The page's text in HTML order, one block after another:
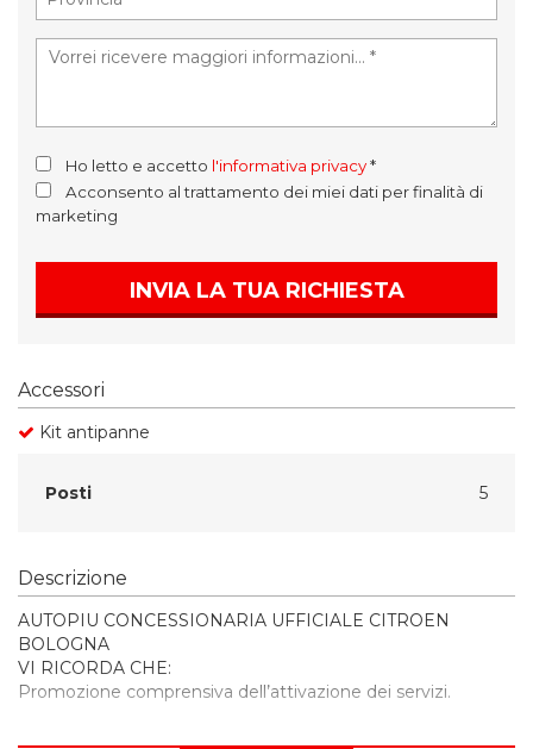
Ho letto e accetto l'informativa privacy*
Acconsento al trattamento dei miei dati per finalità di
marketing
INVIA LA TUA RICHIESTA
Accessori
Kit antipanne
Posti 5
Descrizione
AUTOPIU CONCESSIONARIA UFFICIALE CITROEN
BOLOGNA
VI RICORDA CHE:
Promozione comprensiva dell’attivazione dei servizi.